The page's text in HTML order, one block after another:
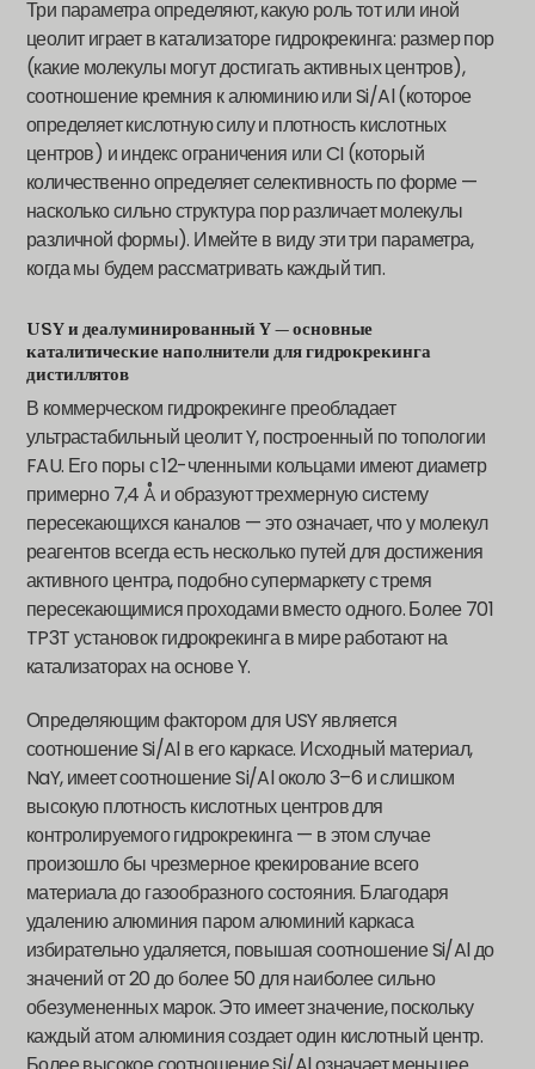
Три параметра определяют, какую роль тот или иной
цеолит играет в катализаторе гидрокрекинга: размер пор
(какие молекулы могут достигать активных центров),
соотношение кремния к алюминию или Si/Al (которое
определяет кислотную силу и плотность кислотных
центров) и индекс ограничения или CI (который
количественно определяет селективность по форме —
насколько сильно структура пор различает молекулы
различной формы). Имейте в виду эти три параметра,
когда мы будем рассматривать каждый тип.
USY и деалуминированный Y — основные
каталитические наполнители для гидрокрекинга
дистиллятов
В коммерческом гидрокрекинге преобладает
ультрастабильный цеолит Y, построенный по топологии
FAU. Его поры с 12-членными кольцами имеют диаметр
примерно 7,4 Å и образуют трехмерную систему
пересекающихся каналов — это означает, что у молекул
реагентов всегда есть несколько путей для достижения
активного центра, подобно супермаркету с тремя
пересекающимися проходами вместо одного. Более 701
TP3T установок гидрокрекинга в мире работают на
катализаторах на основе Y.
Определяющим фактором для USY является
соотношение Si/Al в его каркасе. Исходный материал,
NaY, имеет соотношение Si/Al около 3–6 и слишком
высокую плотность кислотных центров для
контролируемого гидрокрекинга — в этом случае
произошло бы чрезмерное крекирование всего
материала до газообразного состояния. Благодаря
удалению алюминия паром алюминий каркаса
избирательно удаляется, повышая соотношение Si/Al до
значений от 20 до более 50 для наиболее сильно
обезумененных марок. Это имеет значение, поскольку
каждый атом алюминия создает один кислотный центр.